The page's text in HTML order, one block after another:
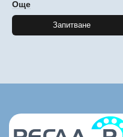
Още
Запитване